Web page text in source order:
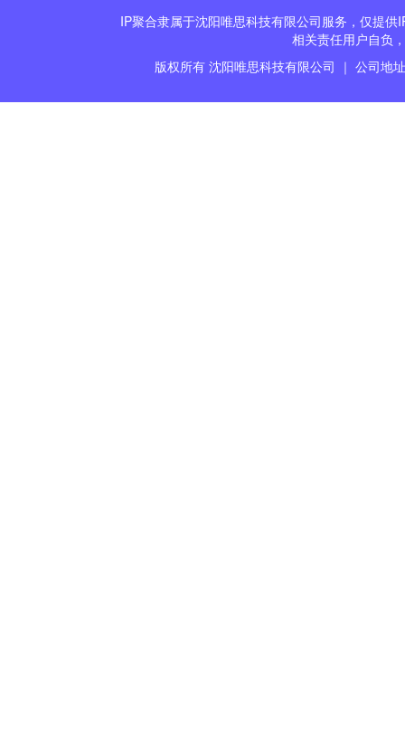
IP聚合隶属于沈阳唯思科技有限公司服务，仅提
相关责任用户自负
版权所有 沈阳唯思科技有限公司 ｜ 公司地